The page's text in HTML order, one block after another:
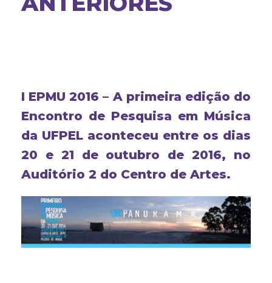
I EPMU 2016 – A primeira edição do
Encontro de Pesquisa em Música
da UFPEL aconteceu entre os dias
20 e 21 de outubro de 2016, no
Auditório 2 do Centro de Artes.